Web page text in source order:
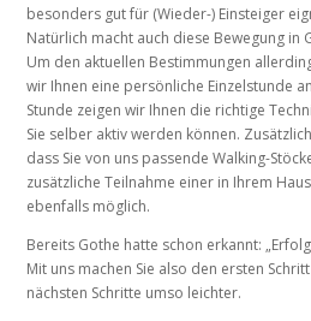
besonders gut für (Wieder-) Einsteiger
Natürlich macht auch diese Bewegung in
Um den aktuellen Bestimmungen
wir Ihnen eine persönliche Einzelstunde
Stunde zeigen wir Ihnen die richtige
Sie selber aktiv werden können.
dass Sie von uns passende Walking-
zusätzliche Teilnahme einer in Ihrem
ebenfalls möglich.
Bereits Gothe hatte schon erkannt:
Mit uns machen Sie also den ersten
nächsten Schritte umso leichter.